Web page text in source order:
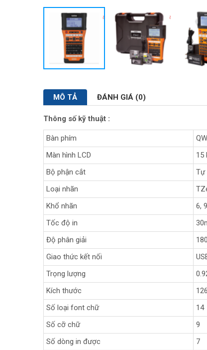
MÔ TẢ ĐÁNH GIÁ (0)
Thông số kỹ thuật :
Bàn phím
Màn hình LCD
15
Bộ phận cắt
Tự
Loại nhãn
Khổ nhãn
6,
Tốc độ in
Độ phân giải
Giao thức kết nối
Trọng lượng
Kích thước
Số loại font chữ
14
Số cỡ chữ
9
Số dòng in được
7